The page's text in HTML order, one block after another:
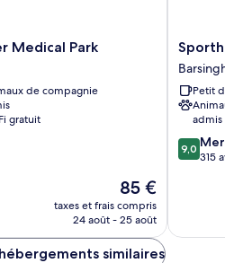
Medical Park
de compagnie
gratuit
Le
nouveau
prix
de
85 €
taxes et frais compris
24 août - 25 août
Petit
admis
9.0
sur
9,0
315
similaires